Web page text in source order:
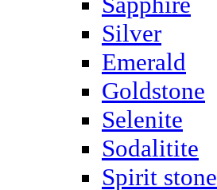
Silver
Emerald
Goldstone
Selenite
Sodalitite
Spirit stone